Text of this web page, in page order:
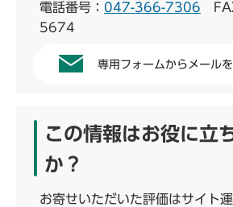
電話番号： 047-366-7306
5674
専用フォームからメール
この情報はお役に立
か？
お寄せいただいた評価はサイト